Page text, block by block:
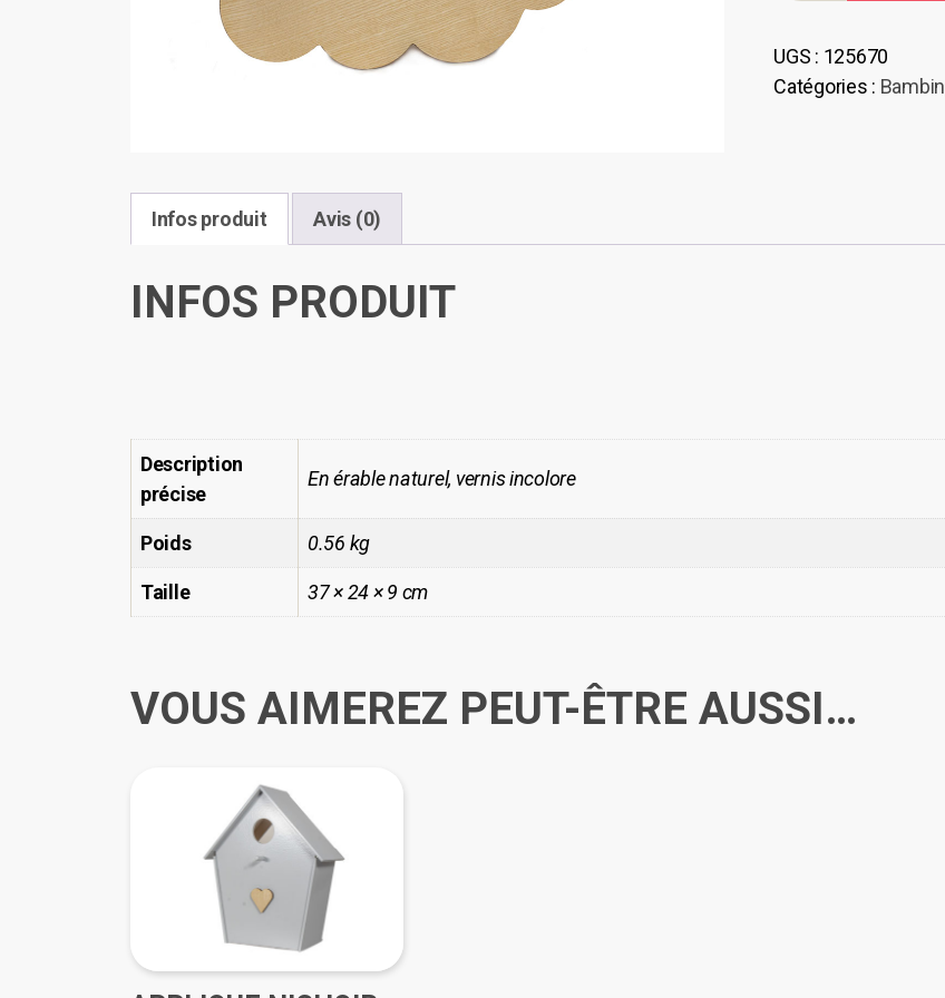
UGS : 125670
Catégories : Bambin
Infos produit Avis (0)
INFOS PRODUIT
Description
précise
En érable naturel, vernis incolore
Poids 0.56 kg
Taille 37 × 24 × 9 cm
VOUS AIMEREZ PEUT-ÊTRE AUSSI…